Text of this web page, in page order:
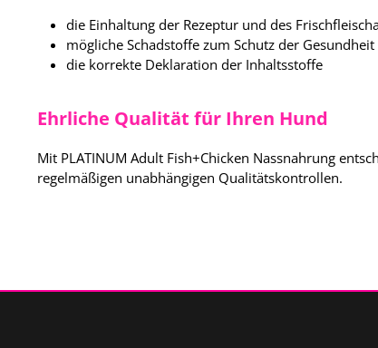
die Einhaltung der Rezeptur und des
mögliche Schadstoffe zum Schutz der
die korrekte Deklaration der Inhaltsstoffe
Ehrliche Qualität für Ihren Hund
Mit PLATINUM Adult Fish+Chicken Nassnahrung
regelmäßigen unabhängigen Qualitätskontrollen.